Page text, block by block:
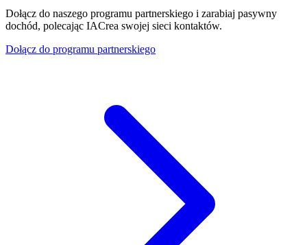
Dołącz do naszego programu partnerskiego i zarabiaj pasywny
dochód, polecając IACrea swojej sieci kontaktów.
Dołącz do programu partnerskiego